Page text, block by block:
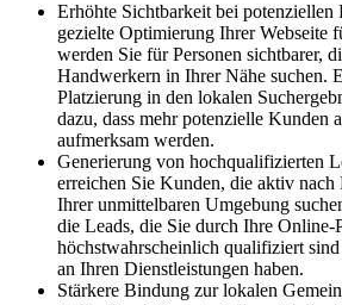
Erhöhte Sichtbarkeit bei
gezielte Optimierung Ihrer Webseite
werden Sie für Personen sichtbarer,
Handwerkern in Ihrer Nähe suchen.
Platzierung in den lokalen
dazu, dass mehr potenzielle Kunden
aufmerksam werden.
Generierung von hochqualifizierten
erreichen Sie Kunden, die aktiv
Ihrer unmittelbaren Umgebung
die Leads, die Sie durch Ihre Online-
höchstwahrscheinlich qualifiziert sind
an Ihren Dienstleistungen haben.
Stärkere Bindung zur lokalen